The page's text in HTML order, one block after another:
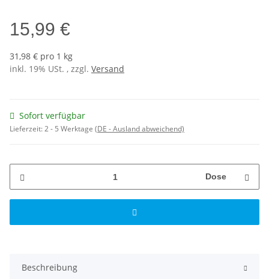
15,99 €
31,98 € pro 1 kg
inkl. 19% USt. , zzgl. Versand
Sofort verfügbar
Lieferzeit:2 - 5 Werktage (DE - Ausland abweichend)
Dose
Beschreibung